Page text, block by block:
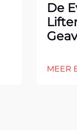
De
MEER